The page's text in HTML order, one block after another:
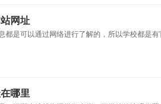
网址
都是可以通过网络进行了解的，所以学校都是
哪里